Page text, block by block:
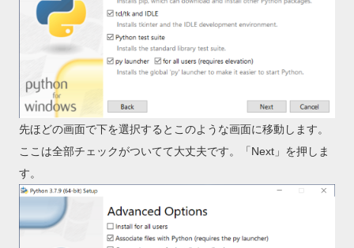
先ほどの画面で下を選択するとこのような画面に移動します。
ここは全部チェックがついてて大丈夫です。「Next」を押しま
す。